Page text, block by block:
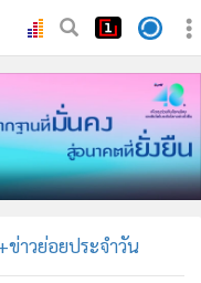
ข่าวย่อยประจำวัน